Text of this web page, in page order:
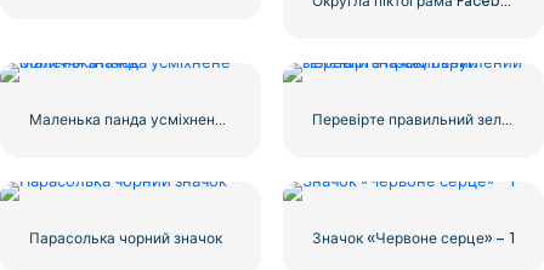
Перевірте правильний зелений значок, округлений
Парасолька чорний значок Значок «Червоне серце» – 1